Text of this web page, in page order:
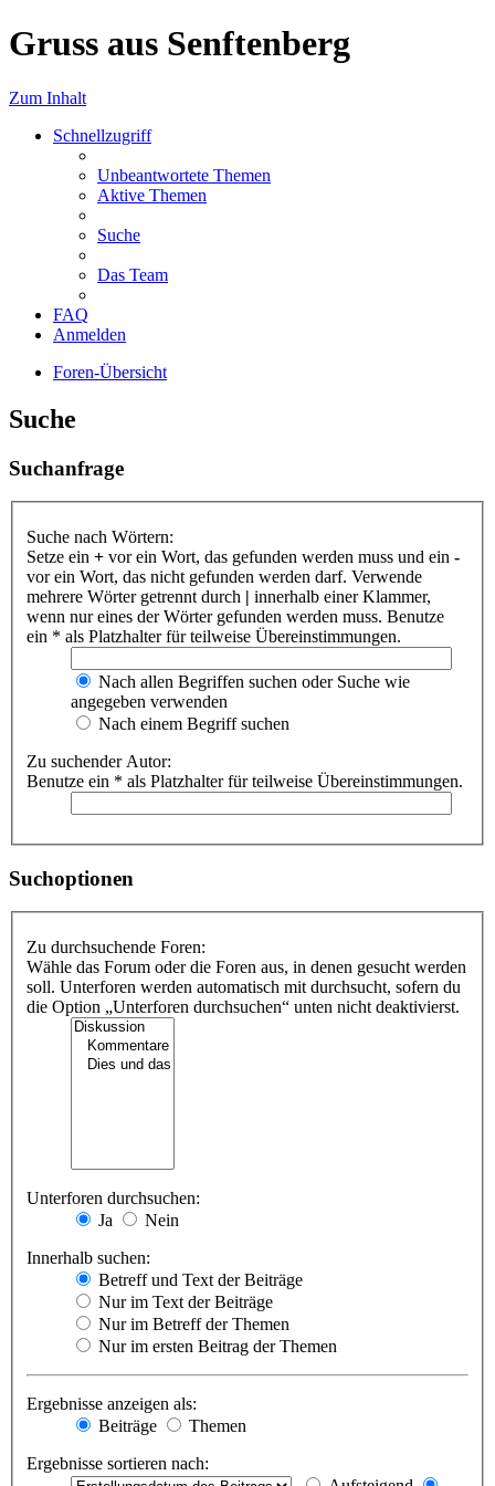
Gruss aus Senftenberg
Zum Inhalt
Schnellzugriff
Unbeantwortete Themen
Aktive Themen
Suche
Das Team
FAQ
Anmelden
Foren-Übersicht
Suche
Suchanfrage
Suche nach Wörtern:
Setze ein + vor ein Wort, das gefunden werden muss und ein -
vor ein Wort, das nicht gefunden werden darf. Verwende
mehrere Wörter getrennt durch | innerhalb einer Klammer,
wenn nur eines der Wörter gefunden werden muss. Benutze
ein * als Platzhalter für teilweise Übereinstimmungen.
Nach allen Begriffen suchen oder Suche wie
angegeben verwenden
Nach einem Begriff suchen
Zu suchender Autor:
Benutze ein * als Platzhalter für teilweise Übereinstimmungen.
Suchoptionen
Zu durchsuchende Foren:
Wähle das Forum oder die Foren aus, in denen gesucht werden
soll. Unterforen werden automatisch mit durchsucht, sofern du
die Option „Unterforen durchsuchen“ unten nicht deaktivierst.
Unterforen durchsuchen:
Ja
Nein
Innerhalb suchen:
Betreff und Text der Beiträge
Nur im Text der Beiträge
Nur im Betreff der Themen
Nur im ersten Beitrag der Themen
Ergebnisse anzeigen als:
Beiträge
Themen
Ergebnisse sortieren nach: